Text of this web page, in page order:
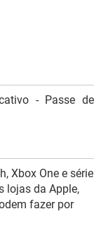
- Passe de
Xbox One e série
lojas da Apple,
fazer por